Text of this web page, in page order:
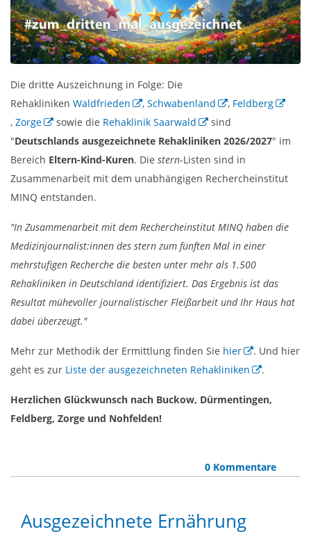
Die dritte Auszeichnung in Folge: Die
Rehakliniken Waldfrieden , Schwabenland , Feldberg
, Zorge sowie die Rehaklinik Saarwald
sind
"Deutschlands ausgezeichnete Rehakliniken 2026/2027" im
Bereich Eltern-Kind-Kuren. Die stern-Listen sind in
Zusammenarbeit mit dem unabhängigen Rechercheinstitut
MINQ entstanden.
"In Zusammenarbeit mit dem Rechercheinstitut MINQ haben die
Medizinjournalist:innen des stern zum fünften Mal in einer
mehrstufigen Recherche die besten unter mehr als 1.500
Rehakliniken in Deutschland identifiziert. Das Ergebnis ist das
Resultat mühevoller journalistischer Fleißarbeit und Ihr Haus hat
dabei überzeugt."
Mehr zur Methodik der Ermittlung finden Sie hier
. Und hier
geht es zur Liste der ausgezeichneten Rehakliniken .
Herzlichen Glückwunsch nach Buckow, Dürmentingen,
Feldberg, Zorge und Nohfelden!
0 Kommentare
Ausgezeichnete Ernährung